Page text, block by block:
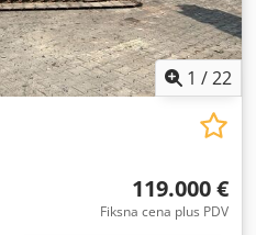
1 /22
119.000 €
Fiksna cena plus PDV